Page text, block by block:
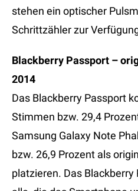
stehen ein optischer
Schrittzähler zur
Blackberry Passport –
2014
Das Blackberry Passport
Stimmen bzw. 29,4
Samsung Galaxy Note
bzw. 26,9 Prozent als
platzieren. Das